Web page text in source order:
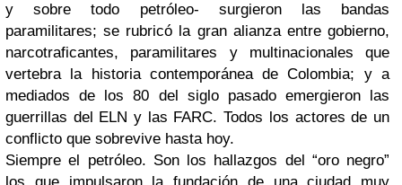
y sobre todo petróleo- surgieron las bandas
paramilitares; se rubricó la gran alianza entre gobierno,
narcotraficantes, paramilitares y multinacionales que
vertebra la historia contemporánea de Colombia; y a
mediados de los 80 del siglo pasado emergieron las
guerrillas del ELN y las FARC. Todos los actores de un
conflicto que sobrevive hasta hoy.
Siempre el petróleo. Son los hallazgos del “oro negro”